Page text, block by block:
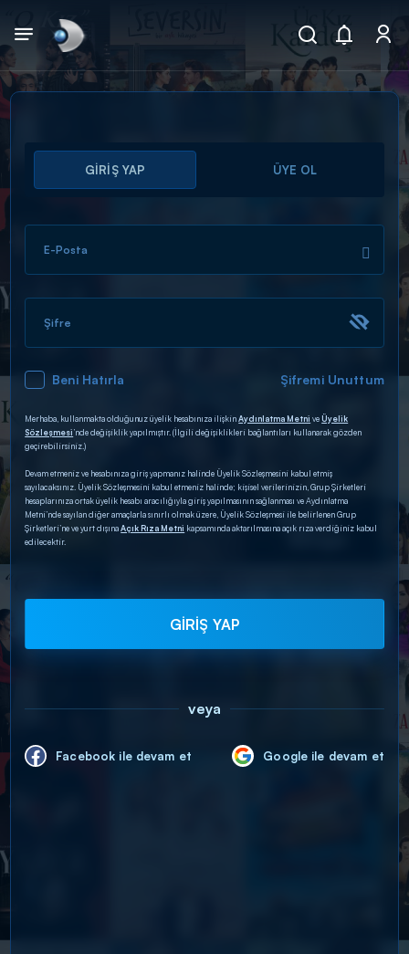
Arama
ARAMA SONUÇLARI
DİĞER SONUÇLAR
GİRİŞ YAP ÜYE OL
E-Posta
Şifre
Beni Hatırla Şifremi Unuttum
Merhaba, kullanmakta olduğunuz üyelik hesabınıza ilişkinAydınlatma Metni veÜyelik
Sözleşmesi’nde değişiklik yapılmıştır. (İlgili değişiklikleri bağlantıları kullanarak gözden
geçirebilirsiniz.)
Devam etmeniz ve hesabınıza giriş yapmanız halinde Üyelik Sözleşmesini kabul etmiş
sayılacaksınız. Üyelik Sözleşmesini kabul etmeniz halinde; kişisel verilerinizin, Grup Şirketleri
hesaplarınıza ortak üyelik hesabı aracılığıyla giriş yapılmasının sağlanması ve Aydınlatma
Metni’nde sayılan diğer amaçlarla sınırlı olmak üzere, Üyelik Sözleşmesi ile belirlenen Grup
Şirketleri’ne ve yurt dışınaAçık Rıza Metni kapsamında aktarılmasına açık rıza verdiğiniz kabul
edilecektir.
GİRİŞ YAP
veya
Facebook ile devam et Google ile devam et